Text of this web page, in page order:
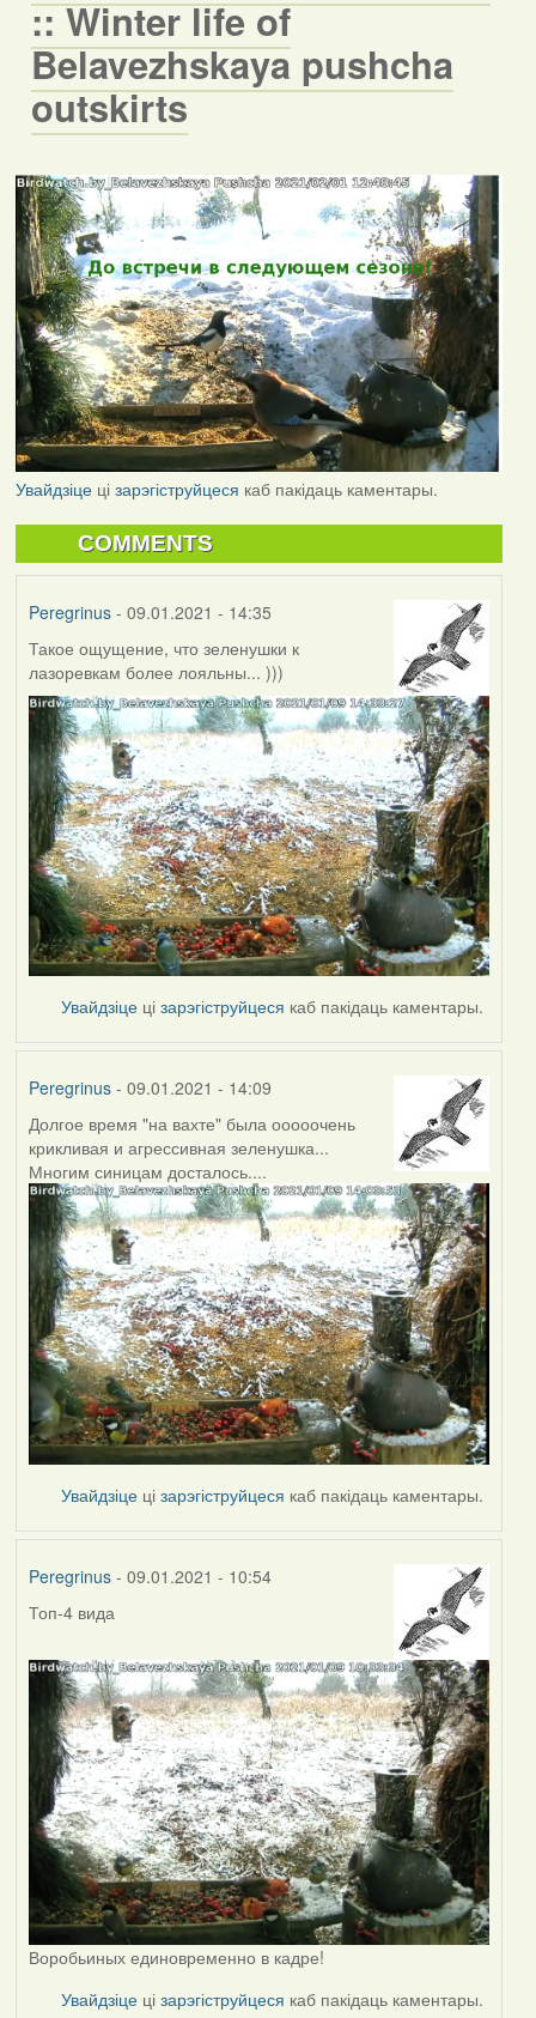
:: Winter life of
Belavezhskaya pushcha
outskirts
Увайдзіцеці зарэгіструйцеся каб пакідаць каментары.
COMMENTS
Peregrinus- 09.01.2021 - 14:35
Такое ощущение, что зеленушки к
лазоревкам более лояльны... )))
Увайдзіце цізарэгіструйцеся каб пакідаць каментары.
Peregrinus- 09.01.2021 - 14:09
Долгое время "на вахте" была ооооочень
крикливая и агрессивная зеленушка...
Многим синицам досталось....
Увайдзіце цізарэгіструйцеся каб пакідаць каментары.
Peregrinus- 09.01.2021 - 10:54
Топ-4 вида
Воробьиных единовременно в кадре!
Увайдзіце цізарэгіструйцеся каб пакідаць каментары.